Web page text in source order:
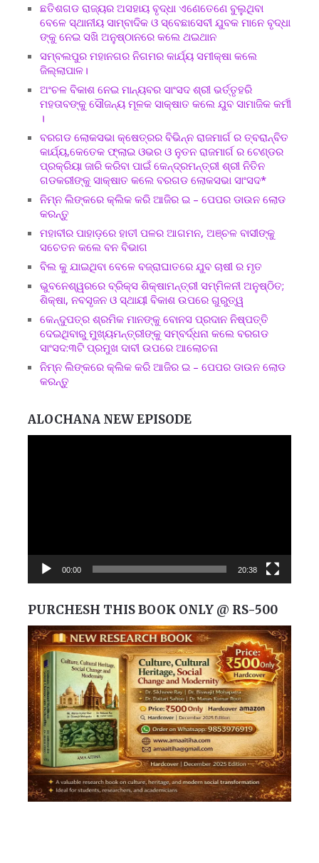
ଛତିଶଗଡ ରାଜ୍ୟର ଅସହାୟ ବୃଦ୍ଧା ଏଣେତେଣେ ବୁଲୁଥିବା
ବେଳେ ସ୍ଥାନୀୟ ସାମ୍ବାଦିକ ଓ ସ୍ବେଛାସେବୀ ଯୁବକ ମାନେ ବୃଦ୍ଧା
ଙ୍କୁ ନେଇ ସଖି ଅନୁଷ୍ଠାନରେ କଲେ ଥଇଥାନ
ସମ୍ବଲପୁର ମହାନଗର ନିଗମର କାର୍ଯ୍ୟ ସମୀକ୍ଷା କଲେ
ଜିଲ୍ଲାପାଳ।
ଅଂଚଳ ବିକାଶ ନେଇ ମାନ୍ୟବର ସାଂସଦ ଶ୍ରୀ ଭର୍ତ୍ତୃହରି
ମହତାବଙ୍କୁ ସୌଜନ୍ୟ ମୂଳକ ସାକ୍ଷାତ କଲେ ଯୁବ ସାମାଜିକ କର୍ମୀ
।
ବରଗଡ ଲୋକସଭା କ୍ଷେତ୍ରର ବିଭିନ୍ନ ରାଜମାର୍ଗ ର ତ୍ବରାନ୍ବିତ
କାର୍ଯ୍ୟ,କେତେକ ଫ୍ଲାଇ ଓଭର ଓ ନୁତନ ରାଜମାର୍ଗ ର ଟେଣ୍ଡର
ପ୍ରକ୍ରିୟା ଜାରି କରିବା ପାଇଁ କେନ୍ଦ୍ରମନ୍ତ୍ରୀ ଶ୍ରୀ ନିତିନ
ଗଡକରୀଙ୍କୁ ସାକ୍ଷାତ କଲେ ବରଗଡ ଲୋକସଭା ସାଂସଦ*
ନିମ୍ନ ଲିଙ୍କରେ କ୍ଲିକ କରି ଆଜିର ଇ – ପେପର ଡାଉନ ଲୋଡ
କରନ୍ତୁ
ମହାବୀର ପାହାଡ଼ରେ ହାତୀ ପଳର ଆଗମନ, ଅଞ୍ଚଳ ବାସୀଙ୍କୁ
ସଚେତନ କଲେ ବନ ବିଭାଗ
ବିଲ କୁ ଯାଇଥିବା ବେଳେ ବଜ୍ରାଘାତରେ ଯୁବ ଚାଷୀ ର ମୃତ
ଭୁବନେଶ୍ୱରରେ ବ୍ରିକ୍ସ ଶିକ୍ଷାମନ୍ତ୍ରୀ ସମ୍ମିଳନୀ ଅନୁଷ୍ଠିତ;
ଶିକ୍ଷା, ନବସୃଜନ ଓ ସ୍ଥାୟୀ ବିକାଶ ଉପରେ ଗୁରୁତ୍ୱ
କେନ୍ଦୁପତ୍ର ଶ୍ରମିକ ମାନଙ୍କୁ ବୋନସ ପ୍ରଦାନ ନିଷ୍ପତ୍ତି
ଦେଇଥିବାରୁ ମୁଖ୍ୟମନ୍ତ୍ରୀଙ୍କୁ ସମ୍ବର୍ଦ୍ଧନା କଲେ ବରଗଡ
ସାଂସଦ:୩ଟି ପ୍ରମୁଖ ଦାବୀ ଉପରେ ଆଲୋଚନା
ନିମ୍ନ ଲିଙ୍କରେ କ୍ଲିକ କରି ଆଜିର ଇ – ପେପର ଡାଉନ ଲୋଡ
କରନ୍ତୁ
ALOCHANA NEW EPISODE
00:00 20:38
PURCHESH THIS BOOK ONLY @ RS-500